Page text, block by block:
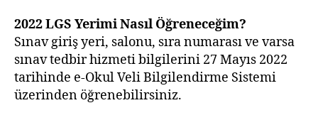
2022 LGS Yerimi Nasıl Öğreneceğim?
Sınav giriş yeri, salonu, sıra numarası ve varsa
sınav tedbir hizmeti bilgilerini 27 Mayıs 2022
tarihinde e-Okul Veli Bilgilendirme Sistemi
üzerinden öğrenebilirsiniz.